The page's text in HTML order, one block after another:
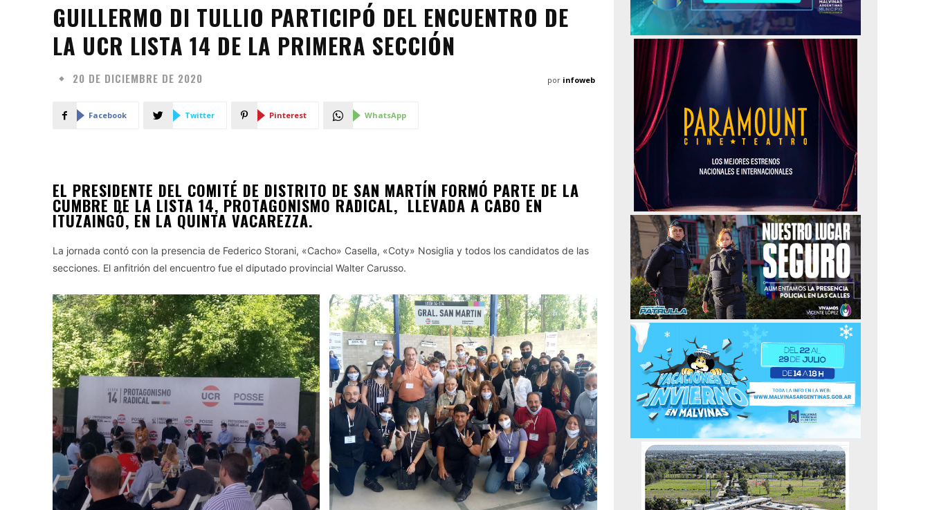
GUILLERMO DI TULLIO PARTICIPÓ DEL ENCUENTRO DE
LA UCR LISTA 14 DE LA PRIMERA SECCIÓN
20 DE DICIEMBRE DE 2020 por infoweb
Facebook Twitter Pinterest WhatsApp
EL PRESIDENTE DEL COMITÉ DE DISTRITO DE SAN MARTÍN FORMÓ PARTE DE LA
CUMBRE DE LA LISTA 14, PROTAGONISMO RADICAL, LLEVADA A CABO EN
ITUZAINGÓ, EN LA QUINTA VACAREZZA.
La jornada contó con la presencia de Federico Storani, «Cacho» Casella, «Coty» Nosiglia y todos los candidatos de las
secciones. El anfitrión del encuentro fue el diputado provincial Walter Carusso.